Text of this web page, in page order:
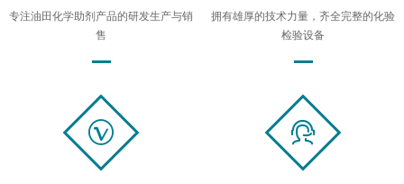
专注油田化学助剂产品的研发生产与销
售
拥有雄厚的技术力量，齐全完整的化验
检验设备